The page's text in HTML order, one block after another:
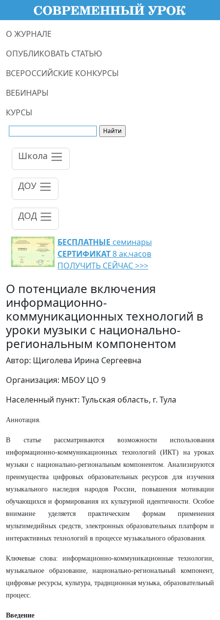
О ЖУРНАЛЕ
ОПУБЛИКОВАТЬ СТАТЬЮ
ВСЕРОССИЙСКИЕ КОНКУРСЫ
ВЕБИНАРЫ
КУРСЫ
Школа
ДОУ
ДОД
БЕСПЛАТНЫЕ семинары
СЕРТИФИКАТ8 ак.часов
ПОЛУЧИТЬ СЕЙЧАС >>>
О потенциале включения
информационно-
коммуникационных технологий в
уроки музыки с национально-
региональным компонентом
Автор: Щиголева Ирина Сергеевна
Организация: МБОУ ЦО 9
Населенный пункт: Тульская область, г. Тула
Аннотация.
В статье рассматриваются возможности использования
информационно-коммуникационных технологий (ИКТ) на уроках
музыки с национально-региональным компонентом. Анализируются
преимущества цифровых образовательных ресурсов для изучения
музыкального наследия народов России, повышения мотивации
обучающихся и формирования их культурной идентичности. Особое
внимание уделяется практическим формам применения
мультимедийных средств, электронных образовательных платформ и
интерактивных технологий в процессе музыкального образования.
Ключевые слова: информационно-коммуникационные технологии,
музыкальное образование, национально-региональный компонент,
цифровые ресурсы, культура, традиционная музыка, образовательный
процесс.
Введение